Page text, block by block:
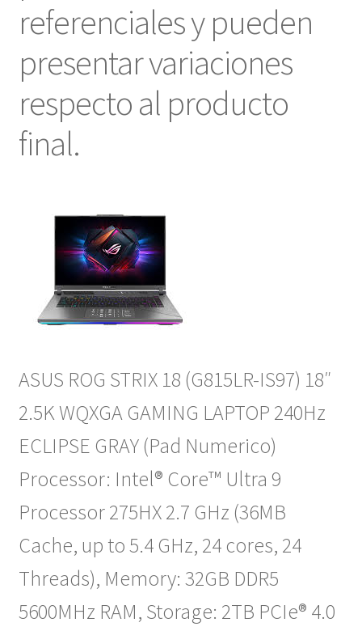
referenciales y pueden
presentar variaciones
respecto al producto
final.
ASUS ROG STRIX 18 (G815LR-IS97) 18″
2.5K WQXGA GAMING LAPTOP 240Hz
ECLIPSE GRAY (Pad Numerico)
Processor: Intel® Core™ Ultra 9
Processor 275HX 2.7 GHz (36MB
Cache, up to 5.4 GHz, 24 cores, 24
Threads), Memory: 32GB DDR5
5600MHz RAM, Storage: 2TB PCIe® 4.0